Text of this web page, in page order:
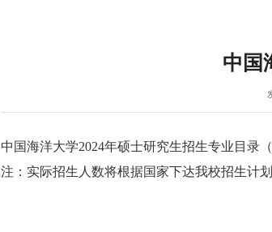
中国
中国海洋大学2024年硕士研究生招生专业目录（
注：实际招生人数将根据国家下达我校招生计